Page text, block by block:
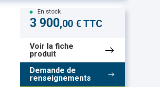
En stock
3 900,00 € TTC
Voir la fiche
produit
Demande de
renseignements